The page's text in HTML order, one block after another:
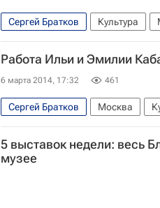
Сергей Братков Культура
Выставки
Москва
Работа Ильи и Эмилии
6 марта 2014, 17:32 461
Сергей Братков Москва
Эмилия Кабакова
Россия
5 выставок недели: весь
музее